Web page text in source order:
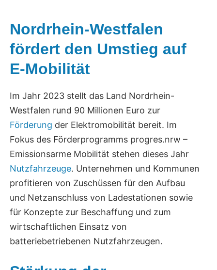
Nordrhein-Westfalen
fördert den Umstieg auf
E-Mobilität
Im Jahr 2023 stellt das Land Nordrhein-
Westfalen rund 90 Millionen Euro zur
Förderung der Elektromobilität bereit. Im
Fokus des Förderprogramms progres.nrw –
Emissionsarme Mobilität stehen dieses Jahr
Nutzfahrzeuge. Unternehmen und Kommunen
profitieren von Zuschüssen für den Aufbau
und Netzanschluss von Ladestationen sowie
für Konzepte zur Beschaffung und zum
wirtschaftlichen Einsatz von
batteriebetriebenen Nutzfahrzeugen.